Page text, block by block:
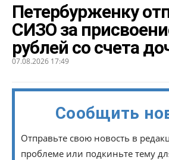
Петербурженку
СИЗО за
рублей со счета
07.08.2026 17:49
Сообщить
Отправьте свою новость в
проблеме или подкиньте тему